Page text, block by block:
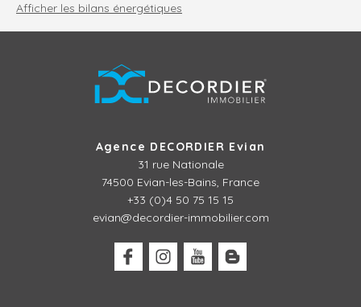
Afficher les bilans énergétiques
Agence DECORDIER Evian
31 rue Nationale
74500 Evian-les-Bains, France
+33 (0)4 50 75 15 15
evian@decordier-immobilier.com